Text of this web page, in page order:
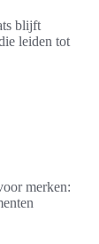
blijft
leiden tot
merken: